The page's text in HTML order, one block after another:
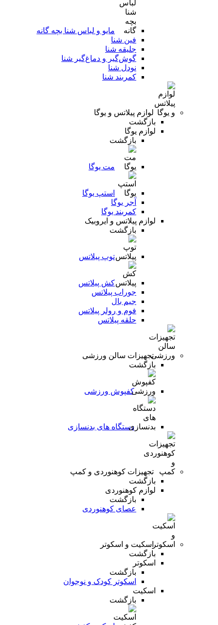
مایو و لباس شنا بچه گانه
فین شنا
جلیقه شنا
گوش‌گیر و دماغ‌گیر شنا
نودل شنا
کمربند شنا
لوازم پیلاتس و یوگا
بازگشت
لوازم یوگا
بازگشت
مت یوگا
استپ یوگا
آجر یوگا
کمربند یوگا
لوازم پیلاتس و ایروبیک
بازگشت
توپ پیلاتس
کش پیلاتس
جوراب پیلاتس
جیم بال
فوم و رولر پیلاتس
حلقه پیلاتس
تجهیزات سالن ورزشی
بازگشت
کفپوش ورزشی
دستگاه های بدنسازی
تجهیزات کوهنوردی و کمپ
بازگشت
لوازم کوهنوردی
بازگشت
عصای کوهنوردی
اسکیت و اسکوتر
بازگشت
اسکوتر
بازگشت
اسکوتر کودک و نوجوان
اسکیت
بازگشت